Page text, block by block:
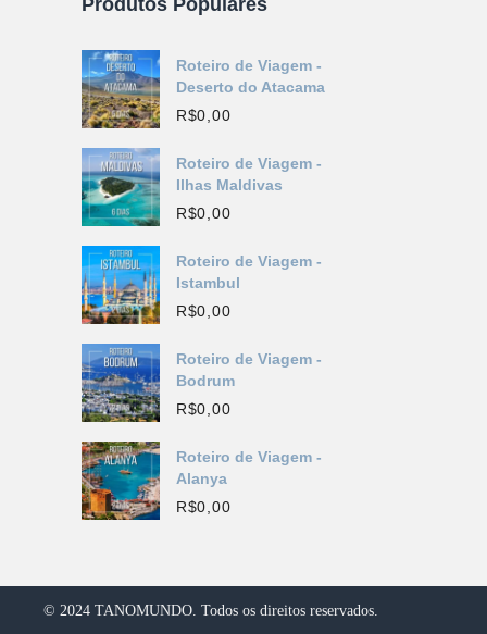
Produtos Populares
Roteiro de Viagem -
Deserto do Atacama
R$0,00
Roteiro de Viagem -
Ilhas Maldivas
R$0,00
Roteiro de Viagem -
Istambul
R$0,00
Roteiro de Viagem -
Bodrum
R$0,00
Roteiro de Viagem -
Alanya
R$0,00
© 2024 TANOMUNDO. Todos os direitos reservados.